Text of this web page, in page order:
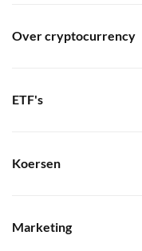
Over cryptocurrency
ETF's
Koersen
Marketing